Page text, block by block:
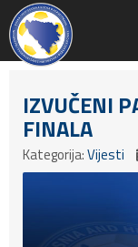
IZVUČENI
FINALA
Kategorija:Vijesti